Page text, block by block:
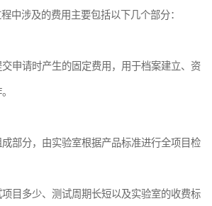
中涉及的费用主要包括以下几个部分：
申请时产生的固定费用，用于档案建立、资
部分，由实验室根据产品标准进行全项目检
目多少、测试周期长短以及实验室的收费标